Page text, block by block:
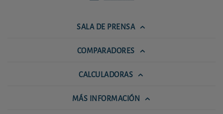
SALA DE PRENSA
COMPARADORES
CALCULADORAS
MÁS INFORMACIÓN